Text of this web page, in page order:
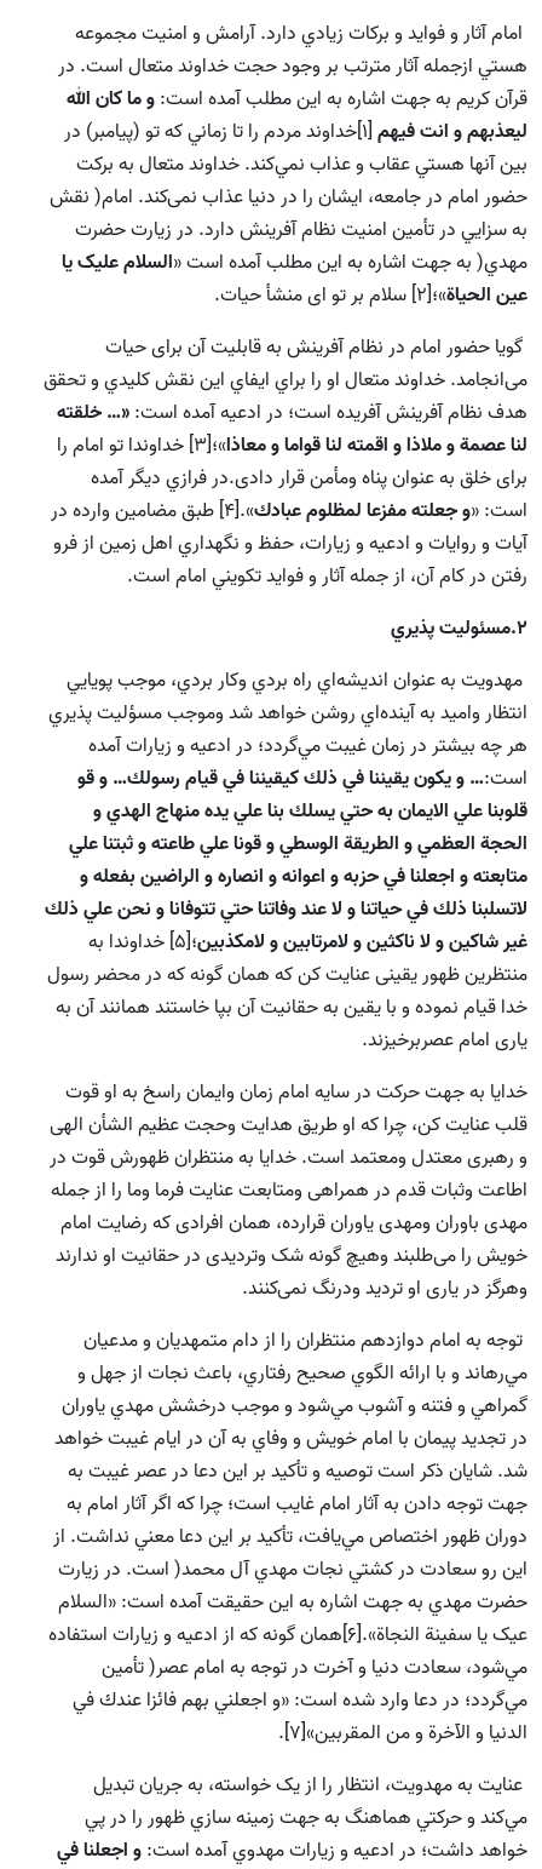
امام آثار و فوايد و بركات زيادي دارد. آرامش و امنيت مجموعه
هستي ازجمله آثار مترتب بر وجود حجت خداوند متعال است. در
قرآن کريم به جهت اشاره به اين مطلب آمده است:و ما كان الله
ليعذبهم و انت فيهم [1]خداوند مردم را تا زماني كه تو (پيامبر) در
بين آنها هستي عقاب و عذاب نمي‌كند. خداوند متعال به برکت
حضور امام در جامعه، ایشان را در دنیا عذاب نمی‌کند. امام( نقش
به سزايي در تأمين امنيت نظام آفرينش دارد. در زيارت حضرت
مهدي( به جهت اشاره به اين مطلب آمده است «السلام عليک يا
عين الحياة»؛[2] سلام بر تو ای منشأ حیات.
گویا حضور امام در نظام آفرینش به قابلیت آن برای حیات
می‌انجامد. خداوند متعال او را براي ايفاي اين نقش كليدي و تحقق
هدف نظام آفرينش آفريده است؛ در ادعيه آمده است:«… خلقته
لنا عصمة و ملاذا و اقمته لنا قواما و معاذا
»؛[3] خداوندا تو امام را
برای خلق به عنوان پناه ومأمن قرار دادی.در فرازي ديگر آمده
است: «و جعلته مفزعا لمظلوم عبادك
».[4] طبق مضامين وارده در
آيات و روايات و ادعيه و زيارات، حفظ و نگهداري اهل زمين از فرو
رفتن در کام آن، از جمله آثار و فوايد تكويني امام است.
2.مسئوليت پذيري
مهدويت به عنوان انديشه‌اي راه بردي وکار بردي، موجب پويايي
انتظار واميد به آينده‌اي روشن خواهد شد وموجب مسؤليت پذيري
هر چه بيشتر در زمان غيبت مي‌گردد؛ در ادعيه و زيارات آمده
است:…و يكون يقيننا في ذلك كيقيننا في قيام رسولك… و قو
قلوبنا علي الايمان به حتي يسلك بنا علي يده منهاج الهدي و
الحجة العظمي و الطريقة الوسطي و قونا علي طاعته و ثبتنا علي
متابعته و اجعلنا في حزبه و اعوانه و انصاره و الراضين بفعله و
لاتسلبنا ذلك في حياتنا و لا عند وفاتنا حتي تتوفانا و نحن علي ذلك
غير شاكين و لا ناكثين و لامرتابين و لامكذبين
؛[5] خداوندا به
منتظرین ظهور یقینی عنایت کن که همان گونه که در محضر رسول
خدا قیام نموده و با یقین به حقانیت آن بپا خاستند همانند آن به
یاری امام عصربرخیزند.
خدایا به جهت حرکت در سایه امام زمان وایمان راسخ به او قوت
قلب عنایت کن، چرا که او طریق هدایت وحجت عظیم الشأن الهی
و رهبری معتدل ومعتمد است. خدایا به منتظران ظهورش قوت در
اطاعت وثبات قدم در همراهی ومتابعت عنایت فرما وما را از جمله
مهدی باوران ومهدی یاوران قرارده، همان افرادی که رضایت امام
خویش را می‌طلبند وهیچ گونه شک وتردیدی در حقانیت او ندارند
وهرگز در یاری او تردید ودرنگ نمی‌کنند.
توجه به امام دوازدهم منتظران را از دام متمهديان و مدعيان
مي‌رهاند و با ارائه الگوي صحيح رفتاري، باعث نجات از جهل و
گمراهي و فتنه و آشوب مي‌شود و موجب درخشش مهدي ياوران
در تجديد پيمان با امام خويش و وفاي به آن در ايام غيبت خواهد
شد. شايان ذکر است توصيه و تأکيد بر اين دعا در عصر غيبت به
جهت توجه دادن به آثار امام غايب است؛ چرا که اگر آثار امام به
دوران ظهور اختصاص مي‌يافت، تأکيد بر اين دعا معني نداشت. از
اين رو سعادت در كشتي نجات مهدي آل محمد( است. در زيارت
حضرت مهدي به جهت اشاره به اين حقيقت آمده است: «السلام
عيک يا سفينة النجاة».[6]همان گونه كه از ادعيه و زيارات استفاده
مي‌شود، سعادت دنيا و آخرت در توجه به امام عصر( تأمين
مي‌گردد؛ در دعا وارد شده است: «و اجعلني بهم فائزا عندك في
الدنيا و الآخرة و من المقربين»[7].
عنايت به مهدويت، انتظار را از يک خواسته، به جريان تبديل
‌مي‌کند و حرکتي هماهنگ به جهت زمينه سازي ظهور را در پي
خواهد داشت؛ در ادعيه و زيارات مهدوي آمده است:و اجعلنا في